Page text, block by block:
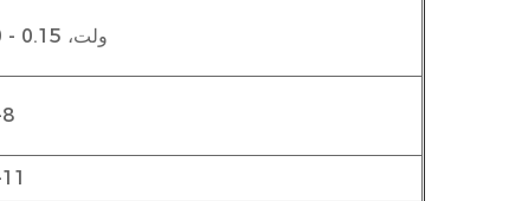
10 ولت، 0.15 - 80 مگاهرتز